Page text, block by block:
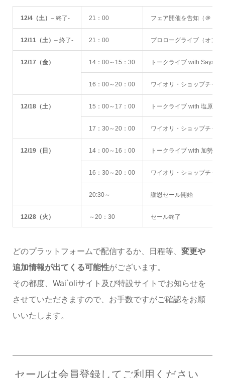
12/4（土） – 終了- 21：00 フェア開催を告知（＠ イ
12/11（土） – 終了- 21：00 プロローグライブ（オン
12/17（金） 14：00～15：30 トークライブ with Saya
16：00～20：00 ワイオリ・ショップチャ
12/18（土） 15：00～17：00 トークライブ with 塩原基
17：30～20：00 ワイオリ・ショップチャ
12/19（日） 14：00～16：00 トークライブ with 加勢先
16：30～20：00 ワイオリ・ショップチャ
20:30～ 謝恩セール開始
12/28（火） ～20：30 セール終了
どのプラットフォームで配信するか、日程等、 変更や
追加情報が出てくる可能性がございます。
その都度、Wai`oliサイト及び特設サイトでお知らせを
させていただきますので、お手数ですがご確認をお願
いいたします。
セールは会員登録してご利用ください